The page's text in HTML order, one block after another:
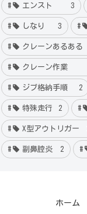
エンスト 3
しなり 3
クレーンあるある
クレーン作業
ジブ格納手順 2
特殊走行 2
X型アウトリガー
副鼻腔炎 2
ホーム